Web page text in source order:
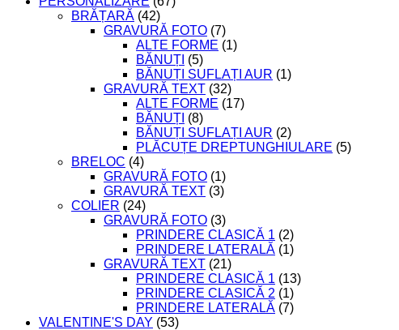
BRĂȚARĂ (42)
GRAVURĂ FOTO (7)
ALTE FORME (1)
BĂNUȚI (5)
BĂNUȚI SUFLAȚI AUR (1)
GRAVURĂ TEXT (32)
ALTE FORME (17)
BĂNUȚI (8)
BĂNUȚI SUFLAȚI AUR (2)
PLĂCUȚE DREPTUNGHIULARE (5)
BRELOC (4)
GRAVURĂ FOTO (1)
GRAVURĂ TEXT (3)
COLIER (24)
GRAVURĂ FOTO (3)
PRINDERE CLASICĂ 1 (2)
PRINDERE LATERALĂ (1)
GRAVURĂ TEXT (21)
PRINDERE CLASICĂ 1 (13)
PRINDERE CLASICĂ 2 (1)
PRINDERE LATERALĂ (7)
VALENTINE'S DAY (53)